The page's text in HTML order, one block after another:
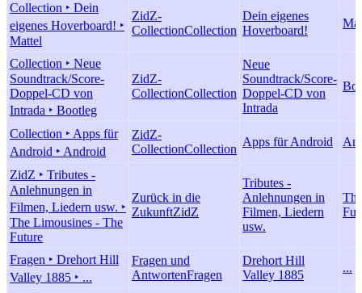
Collection ‣ Dein
eigenes Hoverboard! ‣
Mattel
ZidZ-
CollectionCollection
Dein eigenes
Hoverboard!
Collection ‣ Neue
Soundtrack/Score-
Doppel-CD von
Intrada ‣ Bootleg
ZidZ-
CollectionCollection
Neue
Soundtrack/Score-
Doppel-CD von
Intrada
Collection ‣ Apps für
Android ‣ Android
ZidZ-
CollectionCollection
Apps für Android
ZidZ ‣ Tributes -
Anlehnungen in
Filmen, Liedern usw. ‣
The Limousines - The
Future
Zurück in die
ZukunftZidZ
Tributes -
Anlehnungen in
Filmen, Liedern
usw.
Fragen ‣ Drehort Hill
Valley 1885 ‣ ...
Fragen und
AntwortenFragen
Drehort Hill
Valley 1885
...